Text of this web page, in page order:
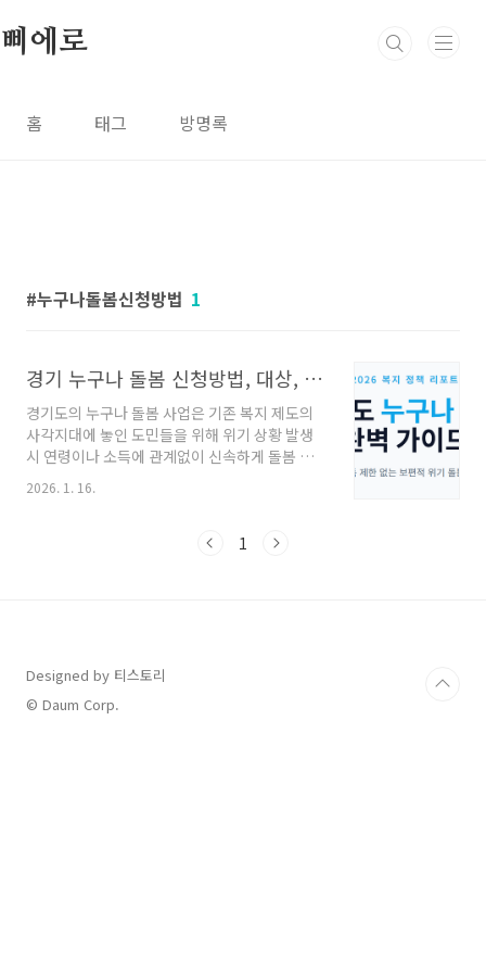
삐에로
홈 태그 방명록
누구나돌봄신청방법 1
경기 누구나 돌봄 신청방법, 대상, 조건
경기도의 누구나 돌봄 사업은 기존 복지 제도의
사각지대에 놓인 도민들을 위해 위기 상황 발생
시 연령이나 소득에 관계없이 신속하게 돌봄 서
비스를 제공하는 민선 8기 핵심 복지 정책입니다.
특히 2026년부터는 경기도 31개 모든 시·군으
주지에서 혜택을 받을 수 있게 되었습니다. 2026
판단 기준을 충족해야 합니다.혼자 거동하기 어
렵거나 독립적인 일상생활 수행이 불가능한 경우
수발할 수 있는 가족이 없거나, 있더라도 질병·직
2026. 1. 16.
1
Designed by 티스토리
© Daum Corp.